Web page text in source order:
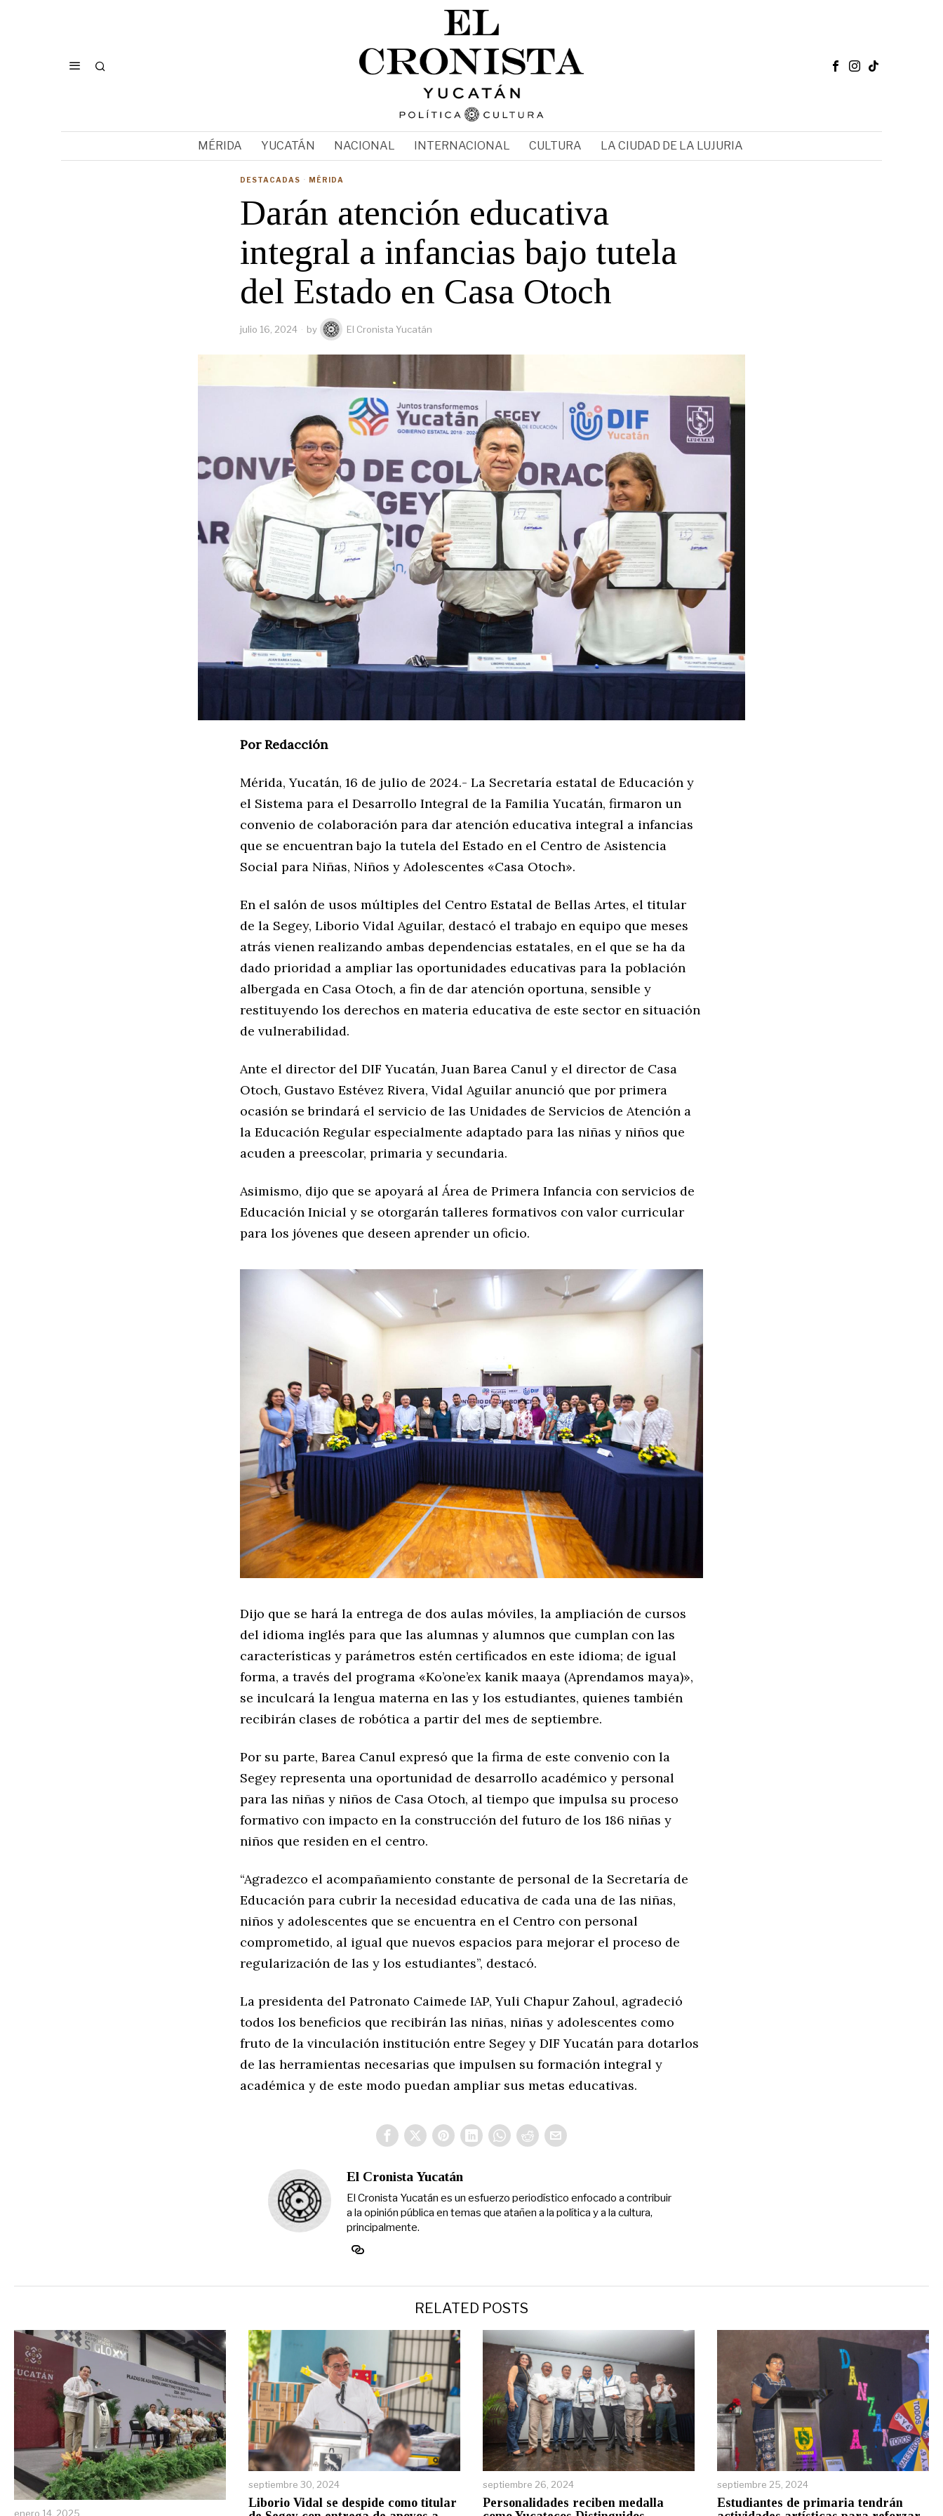
MÉRIDA YUCATÁN NACIONAL INTERNACIONAL CULTURA LA CIUDAD DE LA LUJURIA
DESTACADAS · MÉRIDA
Darán atención educativa
integral a infancias bajo tutela
del Estado en Casa Otoch
julio 16, 2024 by El Cronista Yucatán
Por Redacción
Mérida, Yucatán, 16 de julio de 2024.- La Secretaría estatal de Educación y
el Sistema para el Desarrollo Integral de la Familia Yucatán, firmaron un
convenio de colaboración para dar atención educativa integral a infancias
que se encuentran bajo la tutela del Estado en el Centro de Asistencia
Social para Niñas, Niños y Adolescentes «Casa Otoch».
En el salón de usos múltiples del Centro Estatal de Bellas Artes, el titular
de la Segey, Liborio Vidal Aguilar, destacó el trabajo en equipo que meses
atrás vienen realizando ambas dependencias estatales, en el que se ha da
dado prioridad a ampliar las oportunidades educativas para la población
albergada en Casa Otoch, a fin de dar atención oportuna, sensible y
restituyendo los derechos en materia educativa de este sector en situación
de vulnerabilidad.
Ante el director del DIF Yucatán, Juan Barea Canul y el director de Casa
Otoch, Gustavo Estévez Rivera, Vidal Aguilar anunció que por primera
ocasión se brindará el servicio de las Unidades de Servicios de Atención a
la Educación Regular especialmente adaptado para las niñas y niños que
acuden a preescolar, primaria y secundaria.
Asimismo, dijo que se apoyará al Área de Primera Infancia con servicios de
Educación Inicial y se otorgarán talleres formativos con valor curricular
para los jóvenes que deseen aprender un oficio.
Dijo que se hará la entrega de dos aulas móviles, la ampliación de cursos
del idioma inglés para que las alumnas y alumnos que cumplan con las
características y parámetros estén certificados en este idioma; de igual
forma, a través del programa «Ko’one’ex kanik maaya (Aprendamos maya)»,
se inculcará la lengua materna en las y los estudiantes, quienes también
recibirán clases de robótica a partir del mes de septiembre.
Por su parte, Barea Canul expresó que la firma de este convenio con la
Segey representa una oportunidad de desarrollo académico y personal
para las niñas y niños de Casa Otoch, al tiempo que impulsa su proceso
formativo con impacto en la construcción del futuro de los 186 niñas y
niños que residen en el centro.
“Agradezco el acompañamiento constante de personal de la Secretaría de
Educación para cubrir la necesidad educativa de cada una de las niñas,
niños y adolescentes que se encuentra en el Centro con personal
comprometido, al igual que nuevos espacios para mejorar el proceso de
regularización de las y los estudiantes”, destacó.
La presidenta del Patronato Caimede IAP, Yuli Chapur Zahoul, agradeció
todos los beneficios que recibirán las niñas, niñas y adolescentes como
fruto de la vinculación institución entre Segey y DIF Yucatán para dotarlos
de las herramientas necesarias que impulsen su formación integral y
académica y de este modo puedan ampliar sus metas educativas.
El Cronista Yucatán
El Cronista Yucatán es un esfuerzo periodístico enfocado a contribuir
a la opinión pública en temas que atañen a la política y a la cultura,
principalmente.
RELATED POSTS
enero 14, 2025
septiembre 30, 2024
Liborio Vidal se despide como titular
septiembre 26, 2024
Personalidades reciben medalla
septiembre 25, 2024
Estudiantes de primaria tendrán